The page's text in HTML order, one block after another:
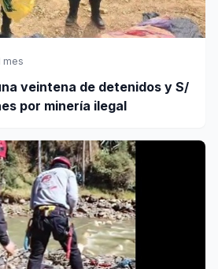
mes
veintena de detenidos y S/
por minería ilegal